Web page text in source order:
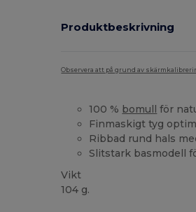
Produktbeskrivning
Observera att på grund av
100 % bomull för
Finmaskigt tyg
Ribbad rund hals
Slitstark basmodell
Vikt
104 g.